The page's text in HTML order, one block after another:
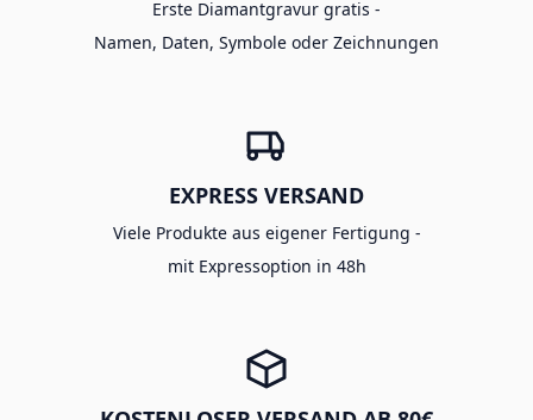
Erste Diamantgravur gratis -
Namen, Daten, Symbole oder Zeichnungen
EXPRESS VERSAND
Viele Produkte aus eigener Fertigung -
mit Expressoption in 48h